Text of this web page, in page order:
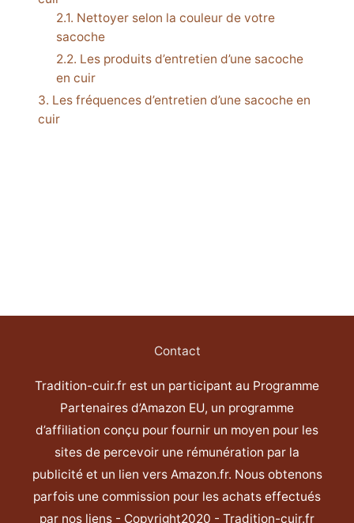
Nettoyer selon la couleur de votre
sacoche
Les produits d’entretien d’une sacoche
en cuir
Les fréquences d’entretien d’une sacoche en
cuir
Contact
Tradition-cuir.fr est un participant au Programme
Partenaires d’Amazon EU, un programme
d’affiliation conçu pour fournir un moyen pour les
sites de percevoir une rémunération par la
publicité et un lien vers Amazon.fr. Nous obtenons
parfois une commission pour les achats effectués
par nos liens - Copyright2020 - Tradition-cuir.fr